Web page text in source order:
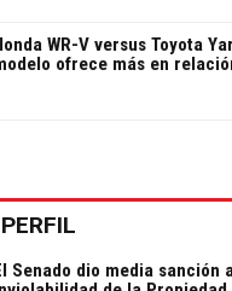
WR-V versus Toyota
ofrece más en
Senado dio media sanción